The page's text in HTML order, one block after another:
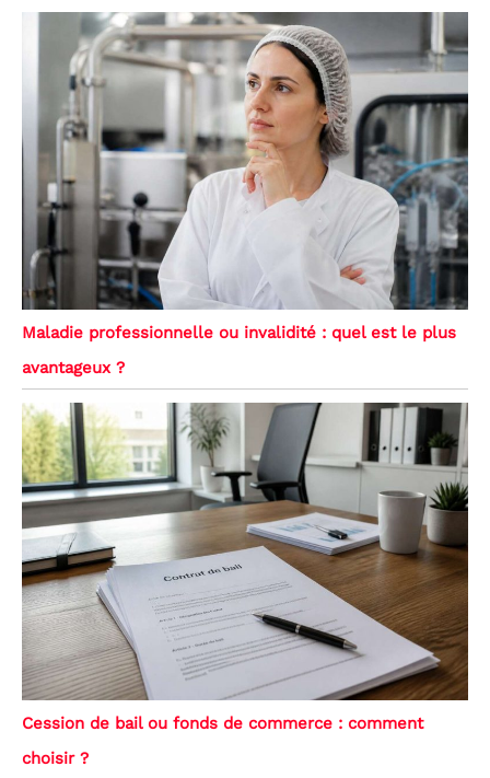
Maladie professionnelle ou invalidité : quel est le plus
avantageux ?
Cession de bail ou fonds de commerce : comment
choisir ?